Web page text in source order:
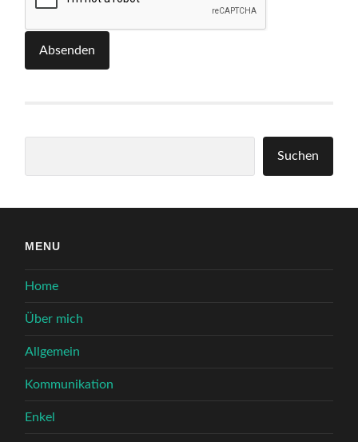
Absenden
Suchen
MENU
Home
Über mich
Allgemein
Kommunikation
Enkel